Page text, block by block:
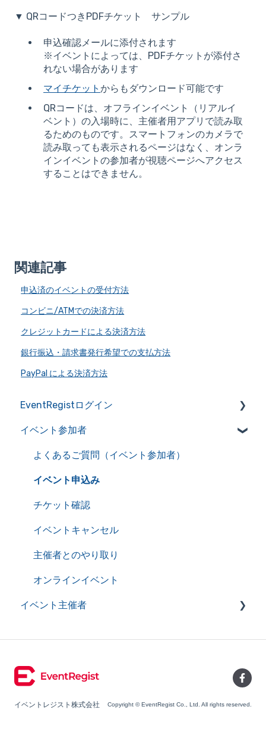
▼ QRコードつきPDFチケット サンプル
申込確認メールに添付されます
※イベントによっては、PDFチケットが添付さ
れない場合があります
マイチケット からもダウンロード可能です
QRコードは、オフラインイベント（リアルイ
ベント）の入場時に、主催者用アプリで読み取
るためのものです。スマートフォンのカメラで
読み取っても表示されるページはなく、オンラ
インイベントの参加者が視聴ページへアクセス
することはできません。
関連記事
申込済のイベントの受付方法
コンビニ/ATMでの決済方法
クレジットカードによる決済方法
銀行振込・請求書発行希望での支払方法
PayPal による決済方法
EventRegistログイン
アカウントの作成・管理
アカウント情報を管理
サービス利用における推奨環境
自動送信メール一覧
イベント参加者
よくあるご質問（イベント参加者）
イベント申込み
チケット確認
イベントキャンセル
主催者とのやり取り
オンラインイベント
イベント主催者
イベント情報管理
イベント情報管理のPremium機能
イベントレジスト株式会社 Copyright © EventRegist Co., Ltd. All rights reserved.